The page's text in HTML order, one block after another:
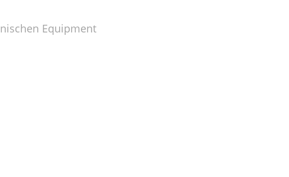
Equipment